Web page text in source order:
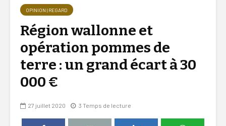
OPINION | REGARD
Région wallonne et
opération pommes de
terre : un grand écart à 30
000 €
27 juillet 2020 3 Temps de lecture